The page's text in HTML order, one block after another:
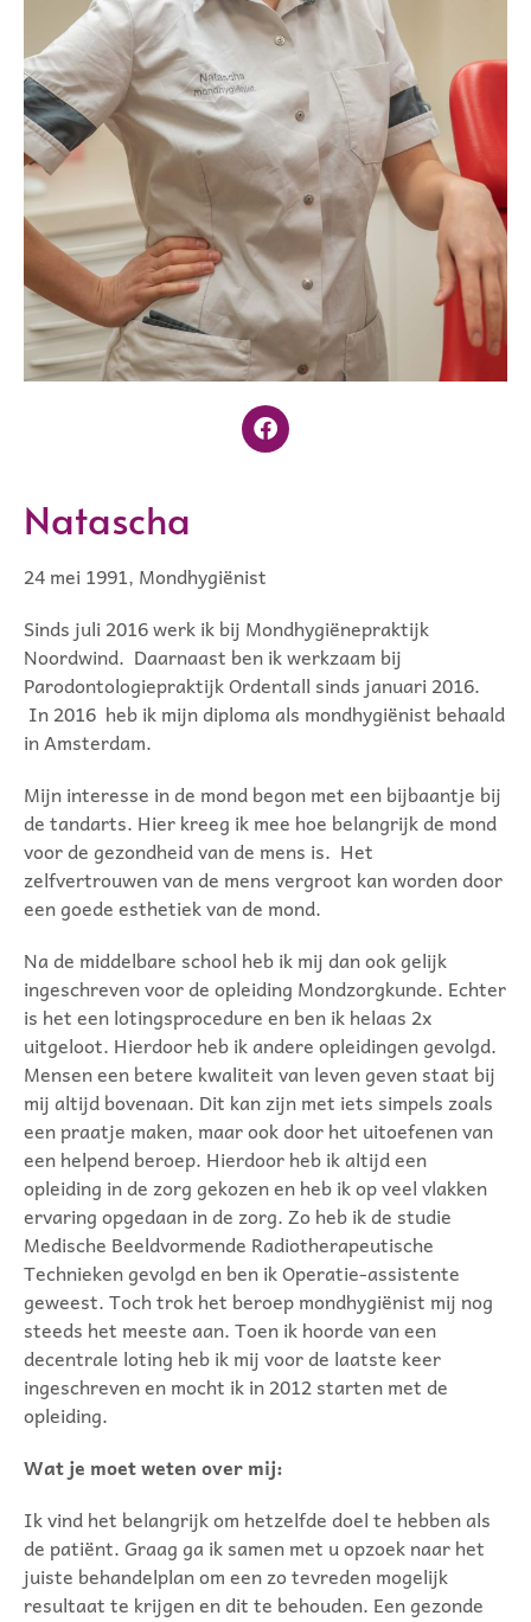
Natascha
24 mei 1991, Mondhygiënist
Sinds juli 2016 werk ik bij Mondhygiënepraktijk
Noordwind. Daarnaast ben ik werkzaam bij
Parodontologiepraktijk Ordentall sinds januari 2016.
In 2016 heb ik mijn diploma als mondhygiënist behaald
in Amsterdam.
Mijn interesse in de mond begon met een bijbaantje bij
de tandarts. Hier kreeg ik mee hoe belangrijk de mond
voor de gezondheid van de mens is. Het
zelfvertrouwen van de mens vergroot kan worden door
een goede esthetiek van de mond.
Na de middelbare school heb ik mij dan ook gelijk
ingeschreven voor de opleiding Mondzorgkunde. Echter
is het een lotingsprocedure en ben ik helaas 2x
uitgeloot. Hierdoor heb ik andere opleidingen gevolgd.
Mensen een betere kwaliteit van leven geven staat bij
mij altijd bovenaan. Dit kan zijn met iets simpels zoals
een praatje maken, maar ook door het uitoefenen van
een helpend beroep. Hierdoor heb ik altijd een
opleiding in de zorg gekozen en heb ik op veel vlakken
ervaring opgedaan in de zorg. Zo heb ik de studie
Medische Beeldvormende Radiotherapeutische
Technieken gevolgd en ben ik Operatie-assistente
geweest. Toch trok het beroep mondhygiënist mij nog
steeds het meeste aan. Toen ik hoorde van een
decentrale loting heb ik mij voor de laatste keer
ingeschreven en mocht ik in 2012 starten met de
opleiding.
Wat je moet weten over mij:
Ik vind het belangrijk om hetzelfde doel te hebben als
de patiënt. Graag ga ik samen met u opzoek naar het
juiste behandelplan om een zo tevreden mogelijk
resultaat te krijgen en dit te behouden. Een gezonde